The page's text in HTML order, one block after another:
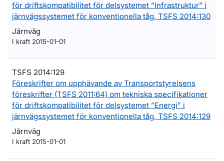
för driftskompatibilitet för delsystemet ”Infrastruktur” i
järnvägssystemet för konventionella tåg, TSFS 2014:130
Järnväg
I kraft 2015-01-01
TSFS 2014:129
Föreskrifter om upphävande av Transportstyrelsens
föreskrifter (TSFS 2011:64) om tekniska specifikationer
för driftskompatibilitet för delsystemet ”Energi” i
järnvägssystemet för konventionella tåg, TSFS 2014:129
Järnväg
I kraft 2015-01-01